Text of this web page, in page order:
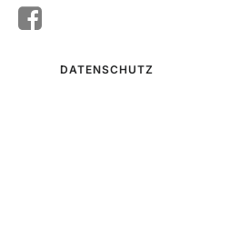
DATENSCHUTZ